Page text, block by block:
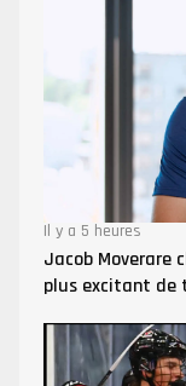
Il y a 5 heures
Jacob Moverare
plus excitant de